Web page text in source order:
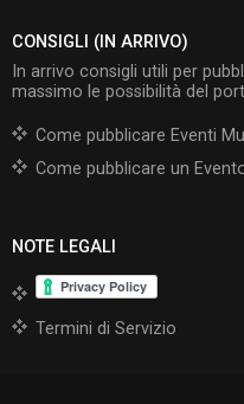
CONSIGLI (IN ARRIVO)
In arrivo consigli utili per
massimo le possibilità del
Come pubblicare Eventi
Come pubblicare un
NOTE LEGALI
Termini di Servizio